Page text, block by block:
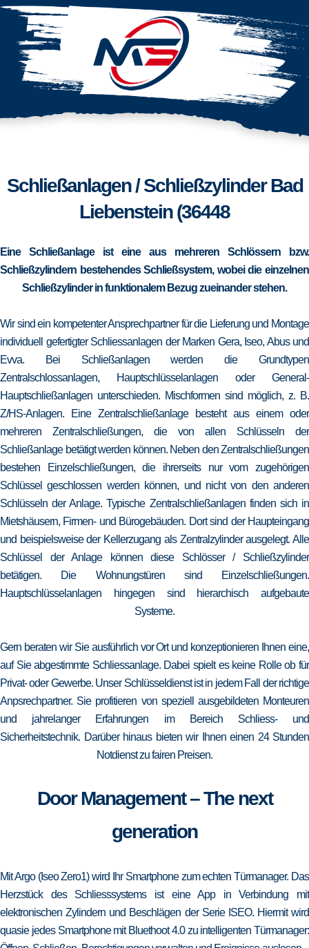
Schließanlagen / Schließzylinder Bad
Liebenstein (36448
Eine Schließanlage ist eine aus mehreren Schlössern bzw.
Schließzylindern bestehendes Schließsystem, wobei die einzelnen
Schließzylinder in funktionalem Bezug zueinander stehen.
Wir sind ein kompetenter Ansprechpartner für die Lieferung und Montage
individuell gefertigter Schliessanlagen der Marken Gera, Iseo, Abus und
Evva. Bei Schließanlagen werden die Grundtypen
Zentralschlossanlagen, Hauptschlüsselanlagen oder General-
Hauptschließanlagen unterschieden. Mischformen sind möglich, z. B.
Z/HS-Anlagen. Eine Zentralschließanlage besteht aus einem oder
mehreren Zentralschließungen, die von allen Schlüsseln der
Schließanlage betätigt werden können. Neben den Zentralschließungen
bestehen Einzelschließungen, die ihrerseits nur vom zugehörigen
Schlüssel geschlossen werden können, und nicht von den anderen
Schlüsseln der Anlage. Typische Zentralschließanlagen finden sich in
Mietshäusern, Firmen- und Bürogebäuden. Dort sind der Haupteingang
und beispielsweise der Kellerzugang als Zentralzylinder ausgelegt. Alle
Schlüssel der Anlage können diese Schlösser / Schließzylinder
betätigen. Die Wohnungstüren sind Einzelschließungen.
Hauptschlüsselanlagen hingegen sind hierarchisch aufgebaute
Systeme.
Gern beraten wir Sie ausführlich vor Ort und konzeptionieren Ihnen eine,
auf Sie abgestimmte Schliessanlage. Dabei spielt es keine Rolle ob für
Privat- oder Gewerbe. Unser Schlüsseldienst ist in jedem Fall der richtige
Anpsrechpartner. Sie profitieren von speziell ausgebildeten Monteuren
und jahrelanger Erfahrungen im Bereich Schliess- und
Sicherheitstechnik. Darüber hinaus bieten wir Ihnen einen 24 Stunden
Notdienst zu fairen Preisen.
Door Management – The next
generation
Mit Argo (Iseo Zero1) wird Ihr Smartphone zum echten Türmanager. Das
Herzstück des Schliesssystems ist eine App in Verbindung mit
elektronischen Zylindern und Beschlägen der Serie ISEO. Hiermit wird
quasie jedes Smartphone mit Bluethoot 4.0 zu intelligenten Türmanager: